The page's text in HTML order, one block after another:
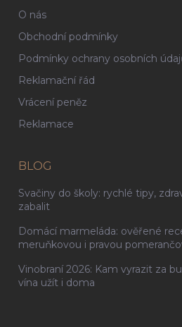
O nás
Obchodní podmínky
Podmínky ochrany osobních
Reklamační řád
Vrácení peněz
Reklamace
BLOG
Svačiny do školy: rychlé tipy,
zabalit
Domácí marmeláda: ověřené
meruňkovou i pravou
Vinobraní 2026: Kam vyrazit za
vína užít i doma